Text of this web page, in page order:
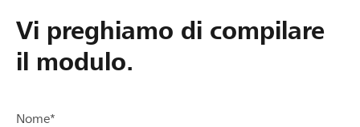
Vi preghiamo di compilare
il modulo.
Nome*